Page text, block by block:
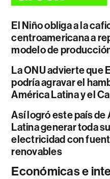
El Niño obliga a la
centroamericana a
modelo de
La ONU advierte que
podría agravar el
América Latina y el
Así logró este país de
Latina generar toda su
electricidad con
renovables
Económicas e